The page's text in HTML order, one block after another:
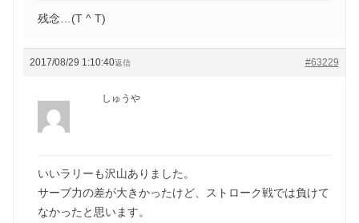
残念…(T ^ T)
2017/08/29 1:10:40 #63229
返信
しゅうや
いいラリーも沢山ありました。
サーブ力の差が大きかったけど、ストローク戦では負けて
なかったと思います。